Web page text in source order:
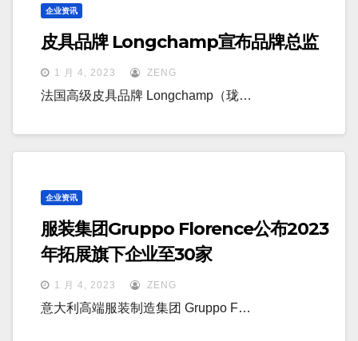
企业资讯
皮具品牌 Longchamp宣布品牌总监
1 月 4, 2023 ZENG
法国高级皮具品牌 Longchamp（珑…
企业资讯
服装集团Gruppo Florence公布2023
年拓展旗下企业至30家
1 月 4, 2023 ZENG
意大利高端服装制造集团 Gruppo F…